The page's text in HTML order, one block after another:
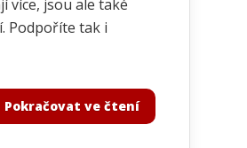
více, jsou ale také
Podpoříte tak i
Pokračovat ve čtení